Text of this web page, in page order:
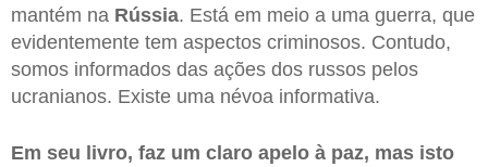
mantém na Rússia. Está em meio a uma guerra, que
evidentemente tem aspectos criminosos. Contudo,
somos informados das ações dos russos pelos
ucranianos. Existe uma névoa informativa.
Em seu livro, faz um claro apelo à paz, mas isto